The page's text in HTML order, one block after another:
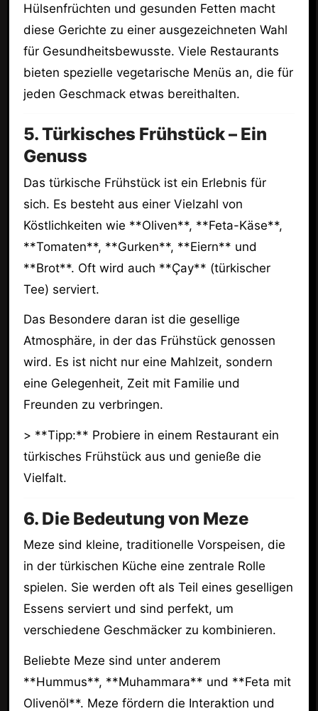
Hülsenfrüchten und gesunden Fetten macht
diese Gerichte zu einer ausgezeichneten Wahl
für Gesundheitsbewusste. Viele Restaurants
bieten spezielle vegetarische Menüs an, die für
jeden Geschmack etwas bereithalten.
5. Türkisches Frühstück – Ein
Genuss
Das türkische Frühstück ist ein Erlebnis für
sich. Es besteht aus einer Vielzahl von
Köstlichkeiten wie **Oliven**, **Feta-Käse**,
**Tomaten**, **Gurken**, **Eiern** und
**Brot**. Oft wird auch **Çay** (türkischer
Tee) serviert.
Das Besondere daran ist die gesellige
Atmosphäre, in der das Frühstück genossen
wird. Es ist nicht nur eine Mahlzeit, sondern
eine Gelegenheit, Zeit mit Familie und
Freunden zu verbringen.
> **Tipp:** Probiere in einem Restaurant ein
türkisches Frühstück aus und genieße die
Vielfalt.
6. Die Bedeutung von Meze
Meze sind kleine, traditionelle Vorspeisen, die
in der türkischen Küche eine zentrale Rolle
spielen. Sie werden oft als Teil eines geselligen
Essens serviert und sind perfekt, um
verschiedene Geschmäcker zu kombinieren.
Beliebte Meze sind unter anderem
**Hummus**, **Muhammara** und **Feta mit
Olivenöl**. Meze fördern die Interaktion und